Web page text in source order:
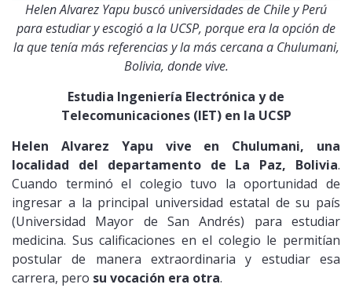
Helen Alvarez Yapu buscó universidades de Chile y Perú
para estudiar y escogió a la UCSP, porque era la opción de
la que tenía más referencias y la más cercana a Chulumani,
Bolivia, donde vive.
Estudia Ingeniería Electrónica y de
Telecomunicaciones (IET) en la UCSP
Helen Alvarez Yapu
vive en Chulumani, una
localidad del departamento de La Paz, Bolivia.
Cuando terminó el colegio tuvo la oportunidad de
ingresar a la principal universidad estatal de su país
(Universidad Mayor de San Andrés) para estudiar
medicina. Sus calificaciones en el colegio le permitían
postular de manera extraordinaria y estudiar esa
carrera, pero su vocación era otra.